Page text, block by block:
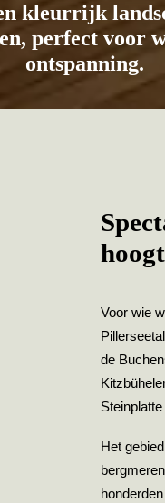
kleurrijk
perfect voor
ontspanning.
Voor wie
de
Het